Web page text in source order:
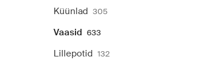
Küünlad 305
Vaasid 633
Lillepotid 132